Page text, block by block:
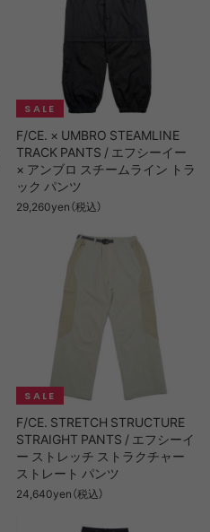
F/CE. × UMBRO STEAMLINE
TRACK PANTS / エフシーイー
× アンブロ スチームライン トラ
ック パンツ
29,260yen（税込）
F/CE. STRETCH STRUCTURE
STRAIGHT PANTS / エフシーイ
ー ストレッチ ストラクチャー
ストレート パンツ
24,640yen（税込）